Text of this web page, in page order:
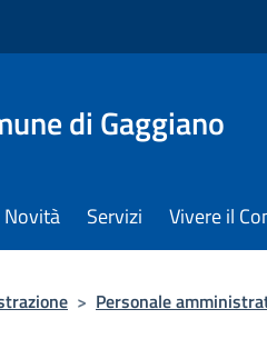
di Gaggiano
Novità Servizi Vivere il
> Personale